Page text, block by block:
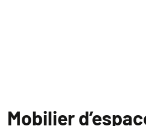
Mobilier